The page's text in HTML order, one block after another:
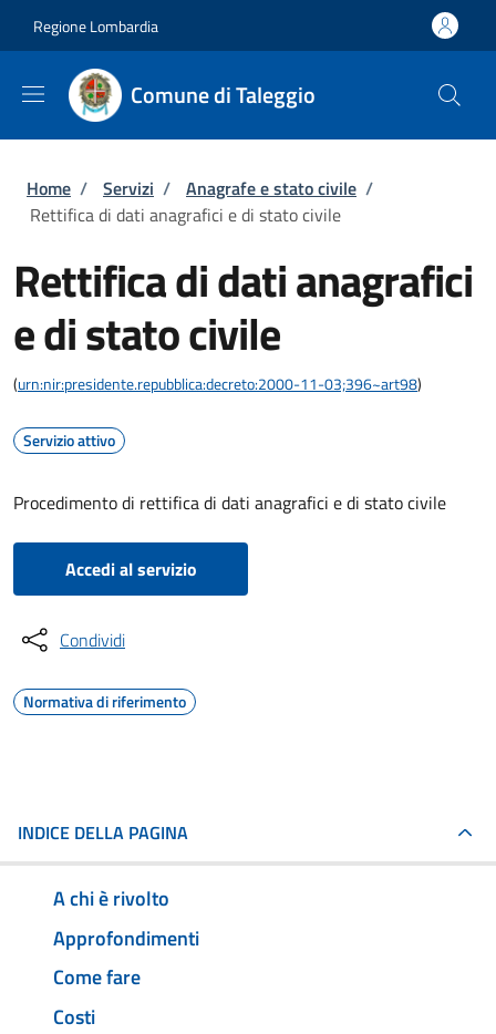
Regione Lombardia
Comune di Taleggio
Briciole di pane
Home / Servizi / Anagrafe e stato civile /
Rettifica di dati anagrafici e di stato civile
Rettifica di dati anagrafici
e di stato civile
(urn:nir:presidente.repubblica:decreto:2000-11-03;396~art98)
Servizio attivo
Procedimento di rettifica di dati anagrafici e di stato civile
Accedi al servizio
Condividi
Normativa di riferimento
INDICE DELLA PAGINA
A chi è rivolto
Approfondimenti
Come fare
Costi